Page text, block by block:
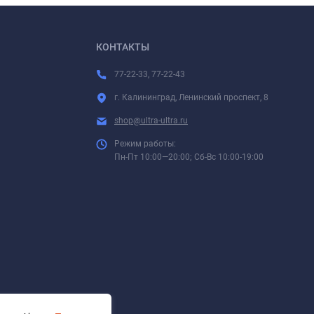
КОНТАКТЫ
77-22-33, 77-22-43
г. Калининград, Ленинский проспект, 8
shop@ultra-ultra.ru
Режим работы:
Пн-Пт 10:00—20:00; Сб-Вс 10:00-19:00